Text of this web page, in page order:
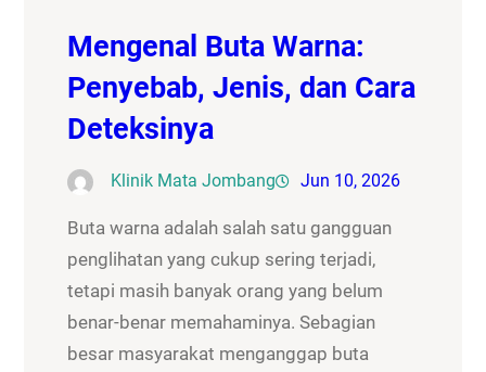
Mengenal Buta Warna:
Penyebab, Jenis, dan Cara
Deteksinya
Klinik Mata Jombang Jun 10, 2026
Buta warna adalah salah satu gangguan
penglihatan yang cukup sering terjadi,
tetapi masih banyak orang yang belum
benar-benar memahaminya. Sebagian
besar masyarakat menganggap buta